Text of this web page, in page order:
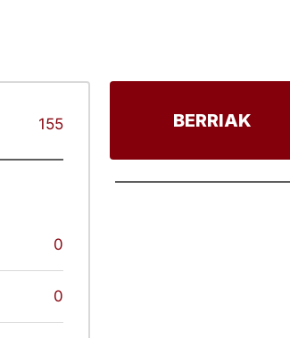
155
0
0
BERRIAK